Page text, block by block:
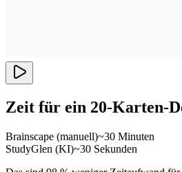
Zeit für ein 20-Karten-
Brainscape (manuell)~30 Minuten
StudyGlen (KI)~30 Sekunden